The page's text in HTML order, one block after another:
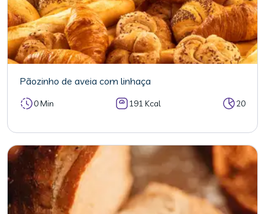
Pãozinho de aveia com linhaça
0 Min 191 Kcal 20